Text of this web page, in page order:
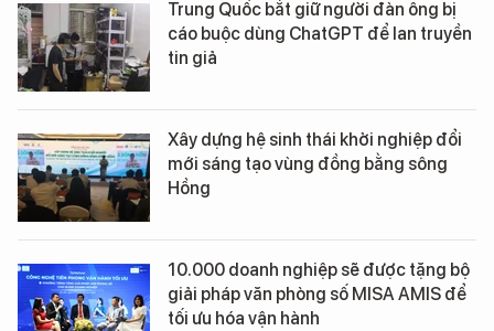
Trung Quốc bắt giữ người đàn ông bị
cáo buộc dùng ChatGPT để lan truyền
tin giả
Xây dựng hệ sinh thái khởi nghiệp đổi
mới sáng tạo vùng đồng bằng sông
Hồng
10.000 doanh nghiệp sẽ được tặng bộ
giải pháp văn phòng số MISA AMIS để
tối ưu hóa vận hành